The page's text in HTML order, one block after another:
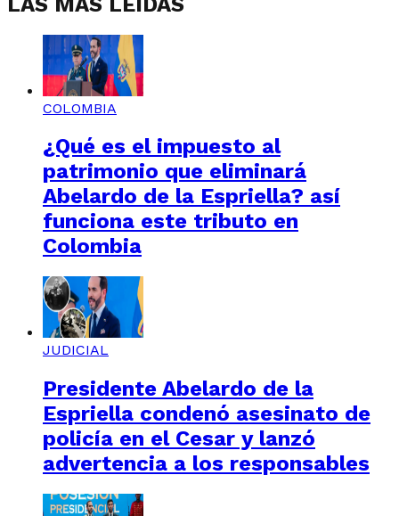
COLOMBIA
¿Qué es el impuesto al
patrimonio que eliminará
Abelardo de la Espriella? así
funciona este tributo en
Colombia
JUDICIAL
Presidente Abelardo de la
Espriella condenó asesinato de
policía en el Cesar y lanzó
advertencia a los responsables